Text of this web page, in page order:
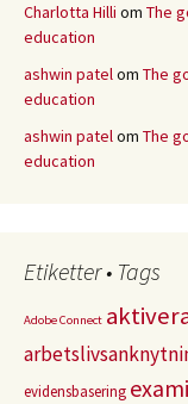
Charlotta Hilli om The
education
ashwin patelom The
education
ashwin patelom The
education
Etiketter • Tags
Adobe Connect
evidensbasering